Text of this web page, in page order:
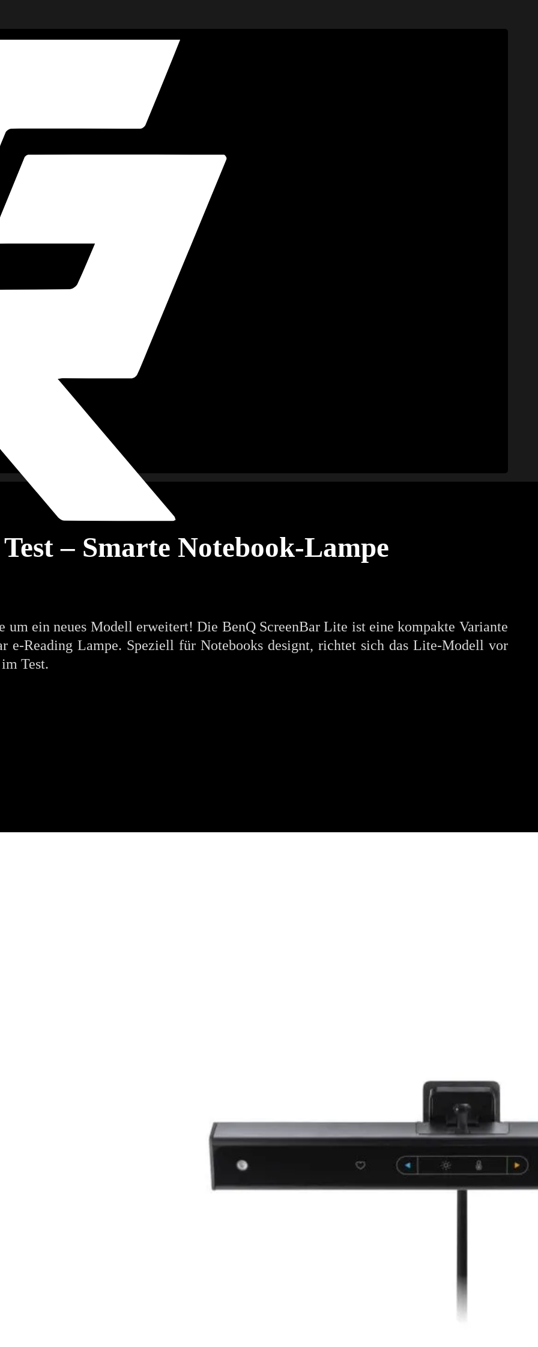
– Smarte Notebook-Lampe
um ein neues Modell erweitert! Die BenQ ScreenBar Lite ist eine kompakte Variante
e-Reading Lampe. Speziell für Notebooks designt, richtet sich das Lite-Modell vor
Test.